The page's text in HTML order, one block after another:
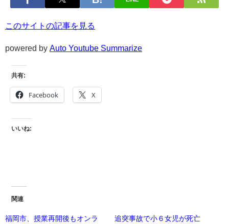
このサイトの記事を見る
powered by Auto Youtube Summarize
共有:
Facebook X
いいね:
関連
福岡市、授業再開後もオンラ
追突事故で小６女児が死亡